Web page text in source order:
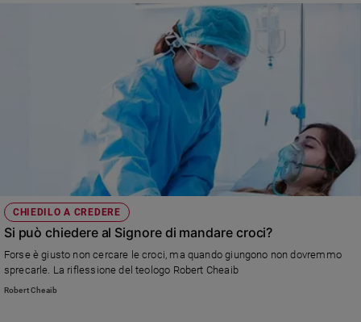
CHIEDILO A CREDERE
Si può chiedere al Signore di mandare croci?
Forse è giusto non cercare le croci, ma quando giungono non dovremmo
sprecarle. La riflessione del teologo Robert Cheaib
Robert Cheaib